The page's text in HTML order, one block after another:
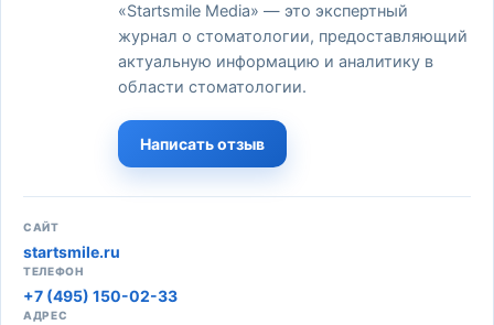
«Startsmile Media» — это экспертный
журнал о стоматологии, предоставляющий
актуальную информацию и аналитику в
области стоматологии.
Написать отзыв
САЙТ
startsmile.ru
ТЕЛЕФОН
+7 (495) 150-02-33
АДРЕС